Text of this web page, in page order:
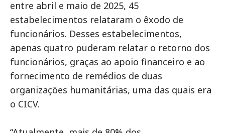
entre abril e maio de 2025, 45
estabelecimentos relataram o êxodo de
funcionários. Desses estabelecimentos,
apenas quatro puderam relatar o retorno dos
funcionários, graças ao apoio financeiro e ao
fornecimento de remédios de duas
organizações humanitárias, uma das quais era
o CICV.